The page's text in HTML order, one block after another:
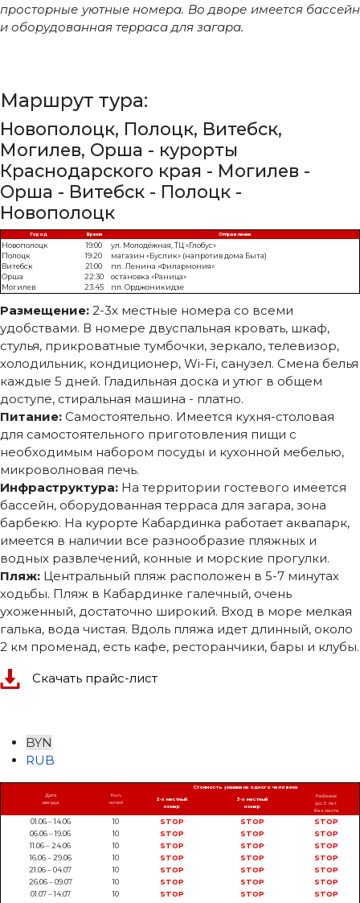
просторные уютные номера. Во дворе имеется бассейн
и оборудованная терраса для загара.
Маршрут тура:
Новополоцк, Полоцк, Витебск,
Могилев, Орша - курорты
Краснодарского края - Могилев -
Орша - Витебск - Полоцк -
Новополоцк
Город Время Отправление
Новополоцк
Полоцк
Витебск
Орша
Могилев
19:00
19:20
21:00
22:30
23:45
ул. Молодёжная, ТЦ «Глобус»
магазин «Буслик» (напротив дома Быта)
пл. Ленина «Филармония»
остановка «Раница»
пл. Орджоникидзе
Размещение: 2-3х местные номера со всеми
удобствами. В номере двуспальная кровать, шкаф,
стулья, прикроватные тумбочки, зеркало, телевизор,
холодильник, кондиционер, Wi-Fi, санузел. Смена белья
каждые 5 дней. Гладильная доска и утюг в общем
доступе, стиральная машина - платно.
Питание: Самостоятельно. Имеется кухня-столовая
для самостоятельного приготовления пищи с
необходимым набором посуды и кухонной мебелью,
микроволновая печь.
Инфраструктура: На территории гостевого имеется
бассейн, оборудованная терраса для загара, зона
барбекю. На курорте Кабардинка работает аквапарк,
имеется в наличии все разнообразие пляжных и
водных развлечений, конные и морские прогулки.
Пляж: Центральный пляж расположен в 5-7 минутах
ходьбы. Пляж в Кабардинке галечный, очень
ухоженный, достаточно широкий. Вход в море мелкая
галька, вода чистая. Вдоль пляжа идет длинный, около
2 км променад, есть кафе, ресторанчики, бары и клубы.
Скачать прайс-лист
BYN
RUB
Дата
заезда
Кол.
ночей
Стоимость указана на одного человека
2-х местный
номер
3-х местный
номер
Ребенок
до 5 лет
без места
01.06 – 14.06 10 STOP STOP
STOP
06.06 – 19.06
10 STOP STOP
STOP
11.06 – 24.06
10 STOP STOP
STOP
16.06 – 29.06
10 STOP STOP
STOP
21.06 – 04.07
10 STOP STOP
STOP
26.06 – 09.07
10 STOP STOP
STOP
01.07 – 14.07
10 STOP STOP
STOP